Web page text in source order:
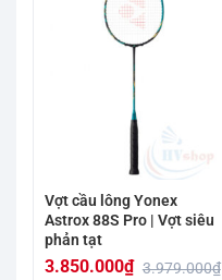
Vợt cầu lông Yonex
Astrox 88S Pro | Vợt siêu
phản tạt
3.979.000₫
3.850.000₫